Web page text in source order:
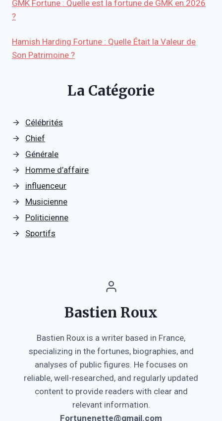
GMK Fortune : Quelle est la fortune de GMK en 2026
?
Hamish Harding Fortune : Quelle Était la Valeur de
Son Patrimoine ?
La Catégorie
Célébrités
Chief
Générale
Homme d’affaire
influenceur
Musicienne
Politicienne
Sportifs
Bastien Roux
Bastien Roux is a writer based in France,
specializing in the fortunes, biographies, and
analyses of public figures. He focuses on
reliable, well-researched, and regularly updated
content to provide readers with clear and
relevant information.
Fortunenette@gmail.com